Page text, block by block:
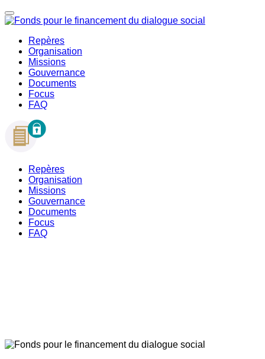
Repères
Organisation
Missions
Gouvernance
Documents
Focus
FAQ
Repères
Organisation
Missions
Gouvernance
Documents
Focus
FAQ